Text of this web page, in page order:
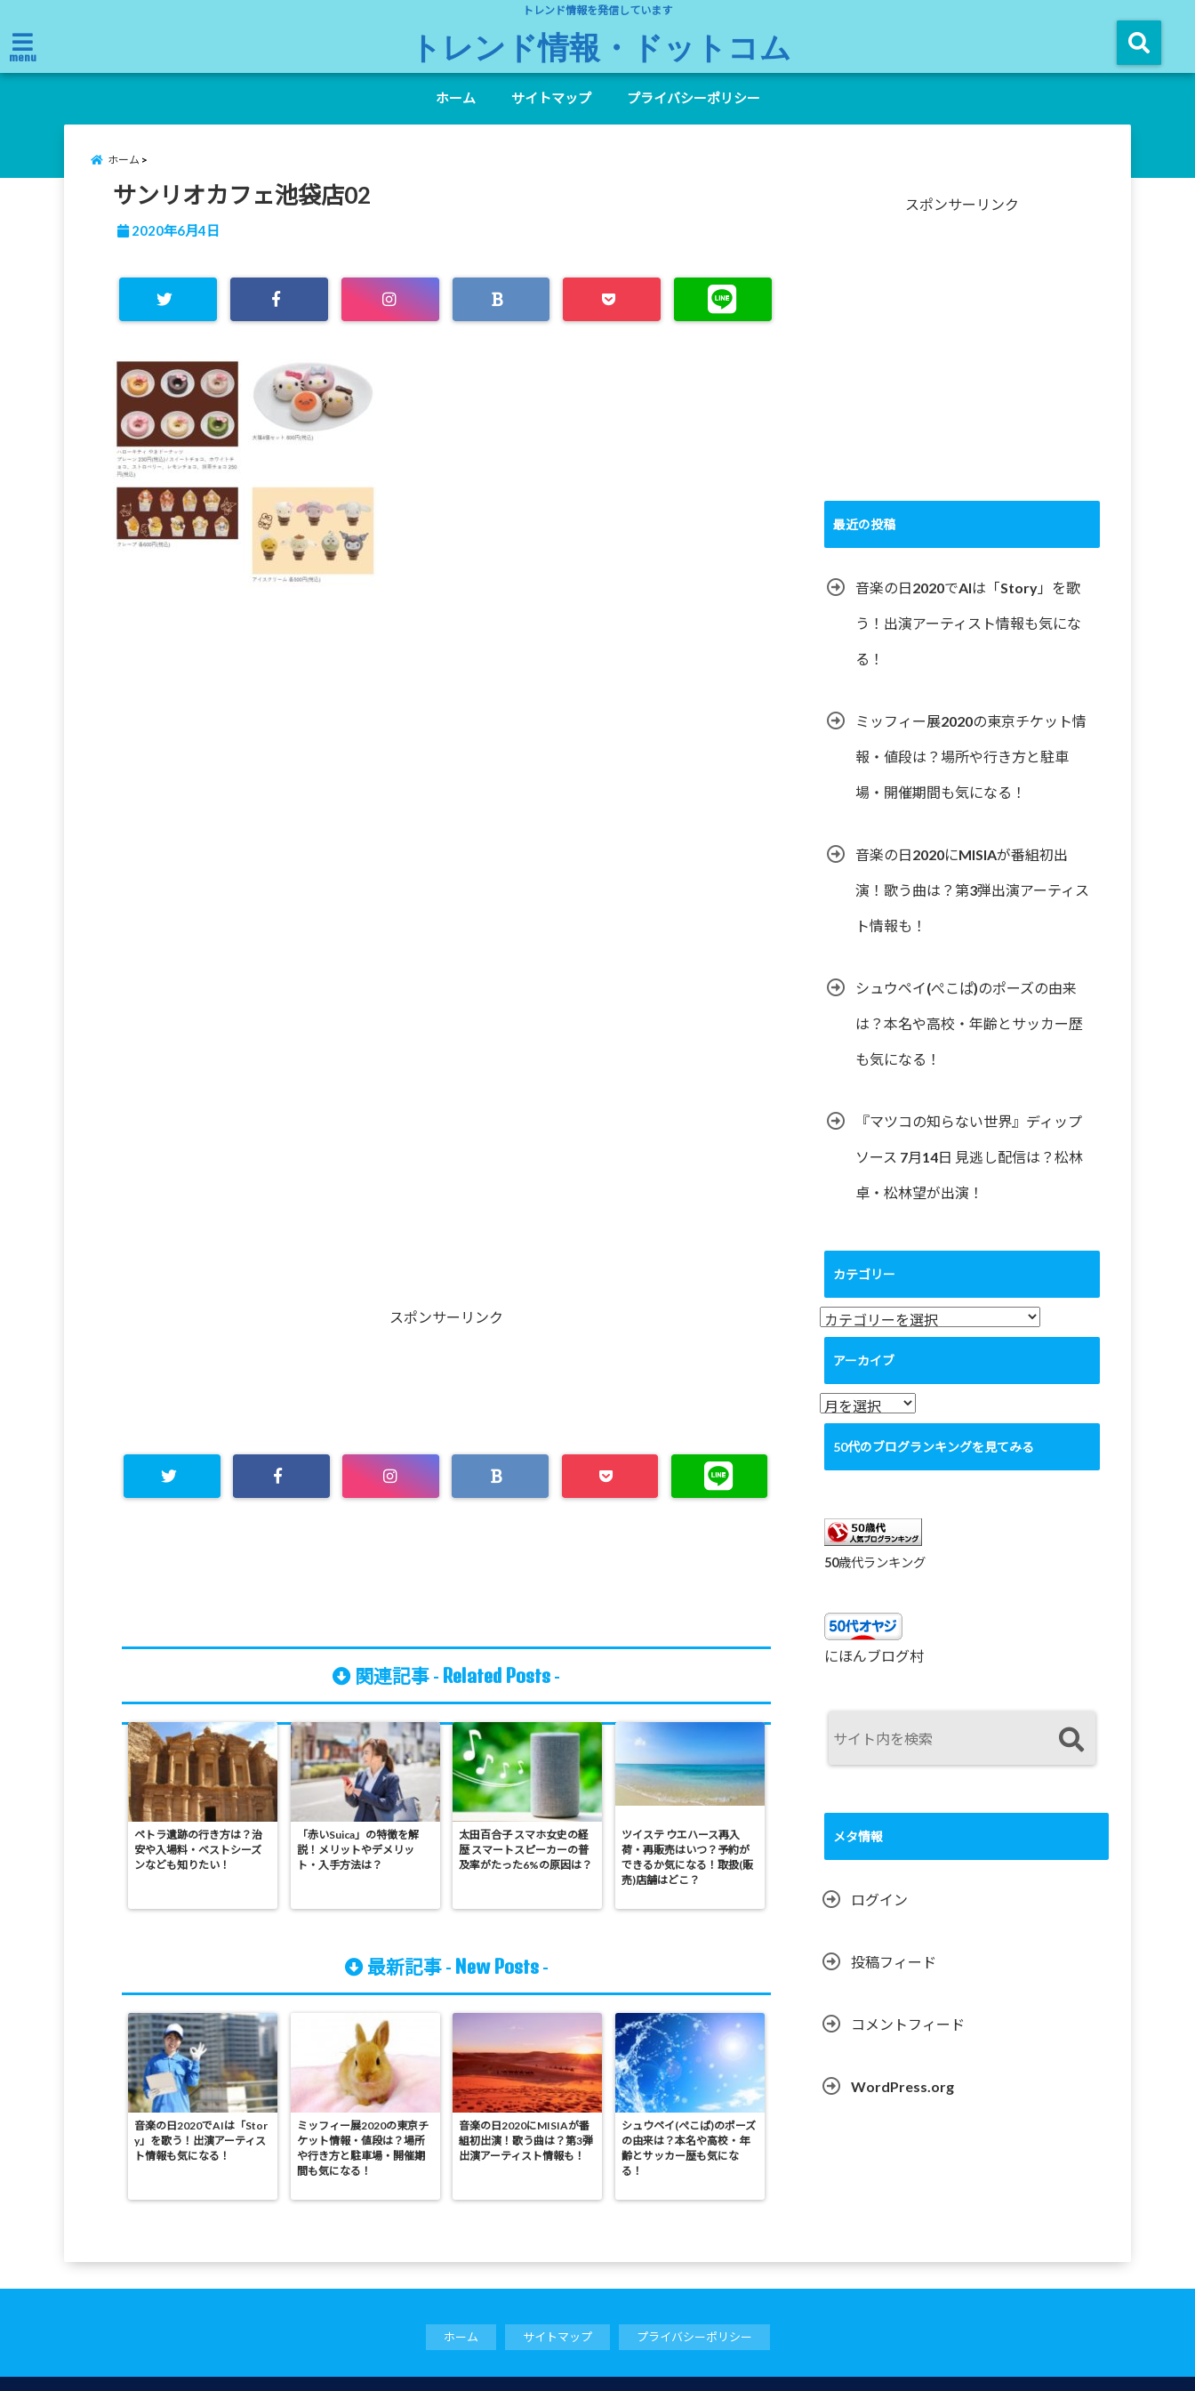
トレンド情報を発信しています
menu トレンド情報・ドットコム
ホーム サイトマップ プライバシーポリシー
ホーム
サンリオカフェ池袋店02
2020年6月4日
スポンサーリンク
関連記事 - Related Posts -
ペトラ遺跡の行き方は？治
安や入場料・ベストシーズ
ンなども知りたい！
「赤いSuica」の特徴を解
説！メリットやデメリッ
ト・入手方法は？
太田百合子 スマホ女史の経
歴 スマートスピーカーの普
及率がたった6%の原因は？
ツイステ ウエハース再入
荷・再販売はいつ？予約が
できるか気になる！取扱(販
売)店舗はどこ？
最新記事 - New Posts-
音楽の日2020でAIは「Stor
y」を歌う！出演アーティス
ト情報も気になる！
ミッフィー展2020の東京チ
ケット情報・値段は？場所
や行き方と駐車場・開催期
間も気になる！
音楽の日2020にMISIAが番
組初出演！歌う曲は？第3弾
出演アーティスト情報も！
シュウペイ(ぺこぱ)のポーズ
の由来は？本名や高校・年
齢とサッカー歴も気にな
る！
スポンサーリンク
最近の投稿
音楽の日2020でAIは「Story」を歌
う！出演アーティスト情報も気にな
る！
ミッフィー展2020の東京チケット情
報・値段は？場所や行き方と駐車
場・開催期間も気になる！
音楽の日2020にMISIAが番組初出
演！歌う曲は？第3弾出演アーティス
ト情報も！
シュウペイ(ぺこぱ)のポーズの由来
は？本名や高校・年齢とサッカー歴
も気になる！
『マツコの知らない世界』ディップ
ソース 7月14日 見逃し配信は？松林
卓・松林望が出演！
カテゴリー
カ
テ
リ
ー
アーカイブ
ア
ー
イ
50代のブログランキングを見てみる
50歳代ランキング
にほんブログ村
メタ情報
ログイン
投稿フィード
コメントフィード
WordPress.org
ホーム サイトマップ プライバシーポリシー